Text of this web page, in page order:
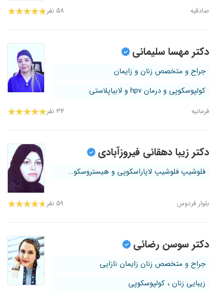
صادقیه ۵۸ نفر
دکتر مهسا سلیمانی
جراح و متخصص زنان و زایمان
کولپوسکوپی و درمان hpv و لابیاپلاستی
فرمانیه ۳۴ نفر
دکتر زیبا دهقانی فیروزآبادی
فلوشیپ فلوشیپ لاپاراسکوپی و هیستروسکو...
بلوار فردوس ۵۹ نفر
دکتر سوسن رضائی
جراح و متخصص زنان زایمان نازایی
زیبایی زنان ، کولپوسکوپی